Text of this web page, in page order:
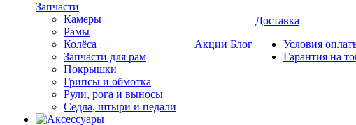
Запчасти
Камеры
Рамы
Колёса
Запчасти для рам
Покрышки
Грипсы и обмотка
Рули, рога и выносы
Седла, штыри и педали
Акции Блог
Доставка
Условия
Гарантия на